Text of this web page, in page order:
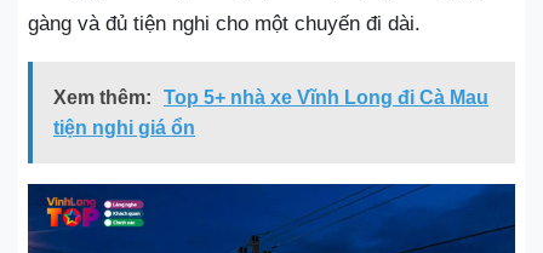
gàng và đủ tiện nghi cho một chuyến đi dài.
Xem thêm:
Top 5+ nhà xe Vĩnh Long đi Cà Mau
tiện nghi giá ổn